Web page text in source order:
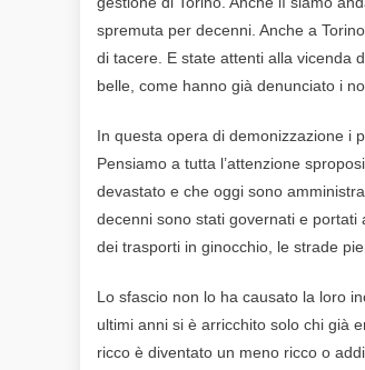
spremuta per decenni. Anche a
di tacere. E state attenti alla vicenda
belle, come hanno già denunciato i
In questa opera di demonizzazione i
Pensiamo a tutta l’attenzione
devastato e che oggi sono
decenni sono stati governati e portati
dei trasporti in ginocchio, le strade
Lo sfascio non lo ha causato la loro
ultimi anni si è arricchito solo chi già
ricco è diventato un meno ricco o